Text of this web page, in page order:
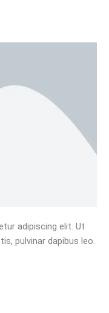
adipiscing elit. Ut
pulvinar dapibus leo.